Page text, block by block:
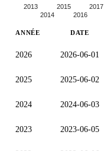
2013
2014
2015
2016
2017
ANNÉE DATE
2026 2026-06-01
2025 2025-06-02
2024 2024-06-03
2023 2023-06-05